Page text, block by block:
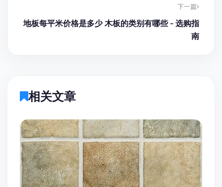
下一篇
地板每平米价格是多少 木板的类别有哪些 - 选购指
南
相关文章